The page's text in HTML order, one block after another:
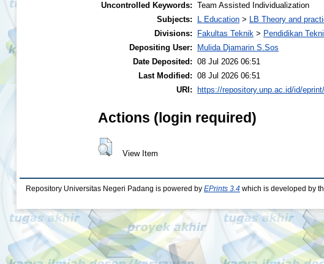
Uncontrolled Keywords: Team Assisted Individualization
Subjects:
L Education > LB Theory and
Divisions:
Fakultas Teknik > Pendidikan
Depositing User:
Mulida Djamarin S.Sos
Date Deposited: 08 Jul 2026 06:51
Last Modified: 08 Jul 2026 06:51
URI:
https://repository.unp.ac.id/id/
Actions (login required)
View Item
Repository Universitas Negeri Padang is powered by EPrints 3.4 which is developed by